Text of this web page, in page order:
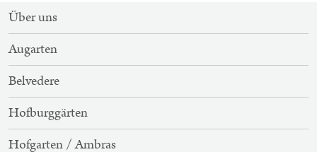
SITEMAP-
NAVIGATION
Über uns
Augarten
Belvedere
Hofburggärten
Hofgarten / Ambras